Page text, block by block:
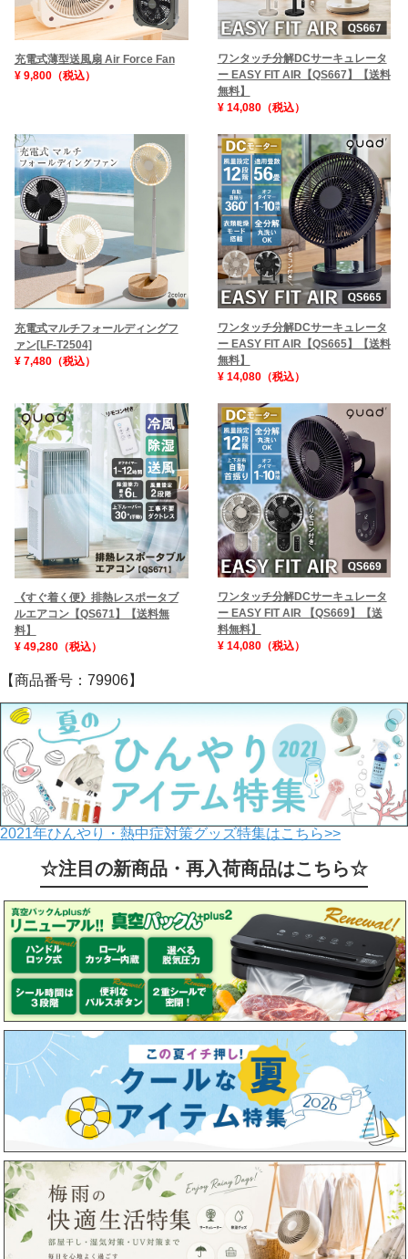
充電式薄型送風扇 Air Force Fan
¥ 9,800（税込）
ワンタッチ分解DCサーキュレータ
ー EASY FIT AIR【QS667】【送料
無料】
¥ 14,080（税込）
充電式マルチフォールディングフ
ァン[LF-T2504]
¥ 7,480（税込）
ワンタッチ分解DCサーキュレータ
ー EASY FIT AIR【QS665】【送料
無料】
¥ 14,080（税込）
《すぐ着く便》排熱レスポータブ
ルエアコン【QS671】【送料無
料】
¥ 49,280（税込）
ワンタッチ分解DCサーキュレータ
ー EASY FIT AIR 【QS669】【送
料無料】
¥ 14,080（税込）
【商品番号：79906】
2021年ひんやり・熱中症対策グッズ特集はこちら>>
☆注目の新商品・再入荷商品はこちら☆